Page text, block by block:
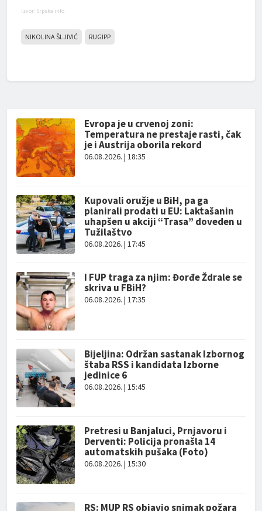
Izvor: Srpska info
NIKOLINA ŠLJIVIĆ RUGIPP
Evropa je u crvenoj zoni:
Temperatura ne prestaje rasti, čak
je i Austrija oborila rekord
06.08.2026. | 18:35
Kupovali oružje u BiH, pa ga
planirali prodati u EU: Laktašanin
uhapšen u akciji “Trasa” doveden u
Tužilaštvo
06.08.2026. | 17:45
I FUP traga za njim: Đorđe Ždrale se
skriva u FBiH?
06.08.2026. | 17:35
Bijeljina: Održan sastanak Izbornog
štaba RSS i kandidata Izborne
jedinice 6
06.08.2026. | 15:45
Pretresi u Banjaluci, Prnjavoru i
Derventi: Policija pronašla 14
automatskih pušaka (Foto)
06.08.2026. | 15:30
RS: MUP RS objavio snimak požara